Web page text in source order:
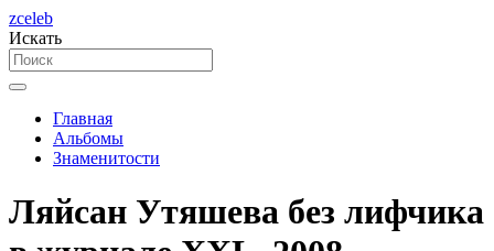
zceleb
Искать
Главная
Альбомы
Знаменитости
Ляйсан Утяшева без лифчика